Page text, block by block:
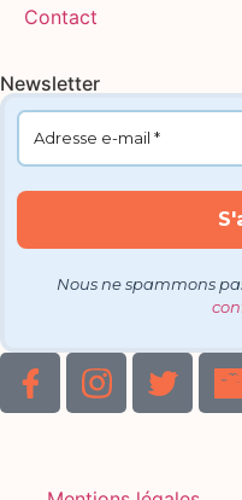
Contact
Newsletter
Nous ne spammons